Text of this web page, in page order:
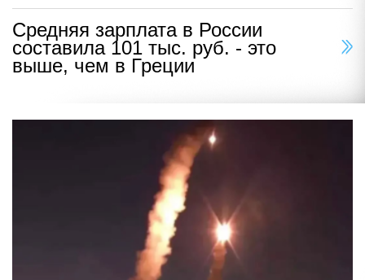
Средняя зарплата в России
составила 101 тыс. руб. - это
выше, чем в Греции